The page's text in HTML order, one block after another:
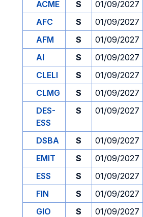
ACME S 01/09/2027
AFC
S 01/09/2027
AFM
S 01/09/2027
AI
S 01/09/2027
CLELI
S 01/09/2027
CLMG
S 01/09/2027
DES-
ESS
S 01/09/2027
DSBA S 01/09/2027
EMIT
S 01/09/2027
ESS
S 01/09/2027
FIN
S 01/09/2027
GIO
S 01/09/2027